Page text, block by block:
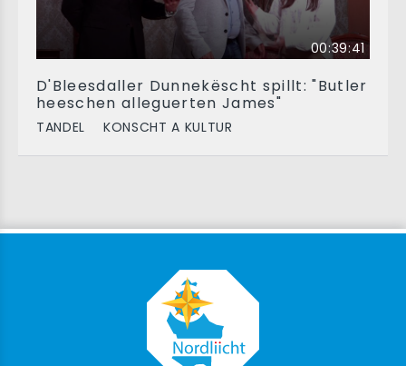
00:39:41
D'Bleesdaller Dunnekëscht spillt: "Butler
heeschen alleguerten James"
TANDEL KONSCHT A KULTUR